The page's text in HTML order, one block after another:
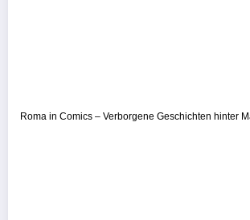
Roma in Comics – Verborgene Geschichten hinter